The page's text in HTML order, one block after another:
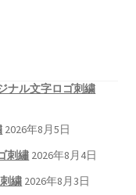
ナル文字ロゴ刺繍
2026年8月5日
刺繡 2026年8月4日
繍 2026年8月3日